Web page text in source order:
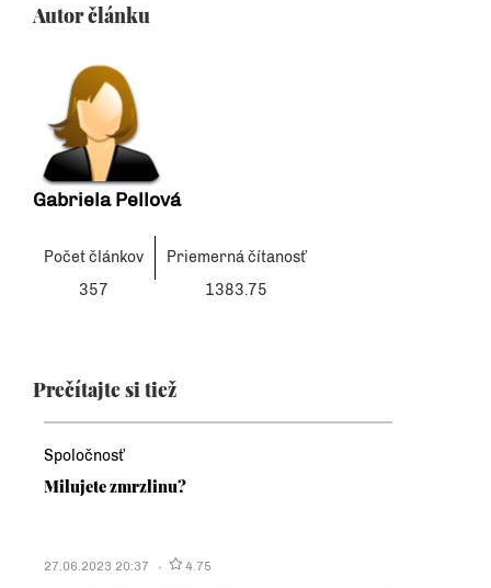
Autor článku
Gabriela Pellová
Počet článkov
Priemerná čítanosť
357
1383.75
Prečítajte si tiež
Spoločnosť
Milujete zmrzlinu?
27.06.2023 20:37 4.75